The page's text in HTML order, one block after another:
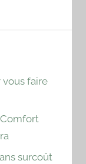
vous faire
surcoût